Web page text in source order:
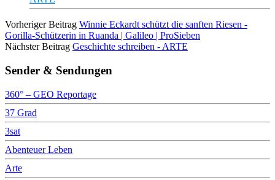
Vorheriger Beitrag Winnie Eckardt schützt die sanften Riesen -
Gorilla-Schützerin in Ruanda | Galileo | ProSieben
Nächster Beitrag Geschichte schreiben - ARTE
Sender & Sendungen
360° – GEO Reportage
37 Grad
3sat
Abenteuer Leben
Arte